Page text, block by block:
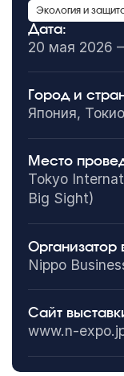
Экология и
Дата:
20 мая 2026
Город и
Япония, Токио
Место
Tokyo
Big Sight)
Организатор
Nippo
Сайт
www.n-